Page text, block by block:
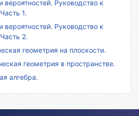
вероятностей. Руководство к
1.
вероятностей. Руководство к
2.
геометрия на плоскости.
геометрия в пространстве.
алгебра.